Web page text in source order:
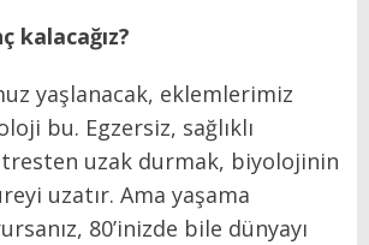
kalacağız?
yaşlanacak, eklemlerimiz
bu. Egzersiz, sağlıklı
uzak durmak, biyolojinin
uzatır. Ama yaşama
80’inizde bile dünyayı